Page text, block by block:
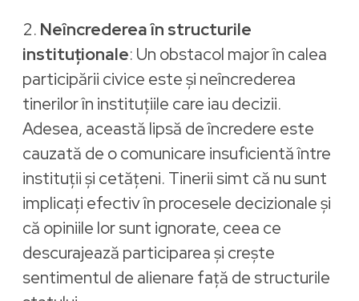
2. Neîncrederea în structurile
instituționale: Un obstacol major în calea
participării civice este și neîncrederea
tinerilor în instituțiile care iau decizii.
Adesea, această lipsă de încredere este
cauzată de o comunicare insuficientă între
instituții și cetățeni. Tinerii simt că nu sunt
implicați efectiv în procesele decizionale și
că opiniile lor sunt ignorate, ceea ce
descurajează participarea și crește
sentimentul de alienare față de structurile